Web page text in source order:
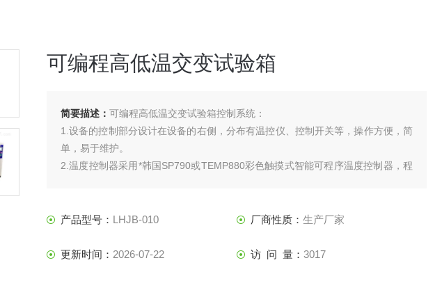
可编程高低温交变试验箱
简要描述： 可编程高低温交变试验箱控制系统：
1.设备的控制部分设计在设备的右侧，分布有温控仪、控制开关等，操作方便，简
单，易于维护。
2.温度控制器采用*韩国SP790或TEMP880彩色触摸式智能可程序温度控制器，程
示，设定值/显示值曲线。
产品型号： LHJB-010 厂商性质： 生产厂家
更新时间： 2026-07-22 访 问 量： 3017